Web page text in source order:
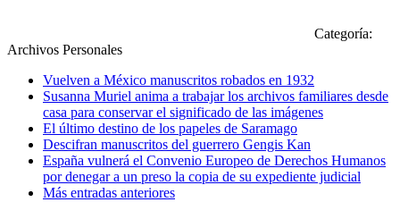
Categoría:
Archivos Personales
Vuelven a México manuscritos robados en 1932
Susanna Muriel anima a trabajar los archivos familiares desde
casa para conservar el significado de las imágenes
El último destino de los papeles de Saramago
Descifran manuscritos del guerrero Gengis Kan
España vulnerá el Convenio Europeo de Derechos Humanos
por denegar a un preso la copia de su expediente judicial
Más entradas anteriores